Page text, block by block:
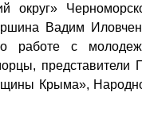
округ»
Вадим
работе с
представители
Крыма»,